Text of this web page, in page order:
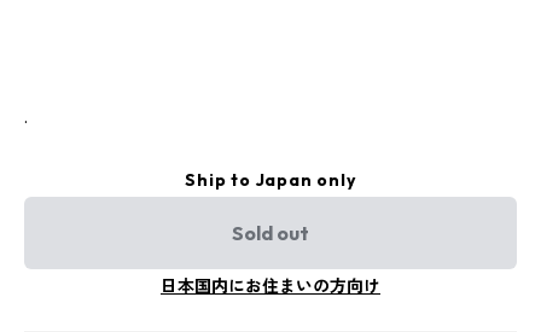
.
Ship to Japan only
Sold out
日本国内にお住まいの方向け